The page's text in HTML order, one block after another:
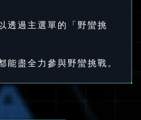
透過主選單的「野蠻挑
能盡全力參與野蠻挑戰。